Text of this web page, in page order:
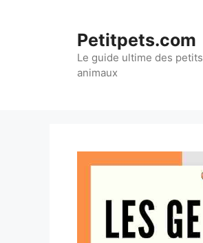
Petitpets.com
Le guide ultime des petits
animaux